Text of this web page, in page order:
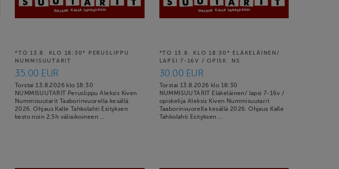
*TO 13.8. KLO 18:30* PERUSLIPPU
NUMMISUUTARIT
35.00 EUR
Torstai 13.8.2026 klo 18:30
NUMMISUUTARIT Peruslippu Aleksis Kiven
Nummisuutarit Taaborinvuorella kesällä
2026. Ohjaus Kalle Tahkolahti Esityksen
kesto noin 2,5h väliaikoineen …
*TO 13.8. KLO 18:30* ELÄKELÄINEN/
LAPSI 7-16V / OPISK. NS
30.00 EUR
Torstai 13.8.2026 klo 18:30
NUMMISUUTARIT Eläkeläinen/ lapsi 7-16v /
opiskelija Aleksis Kiven Nummisuutarit
Taaborinvuorella kesällä 2026. Ohjaus Kalle
Tahkolahti Esityksen …